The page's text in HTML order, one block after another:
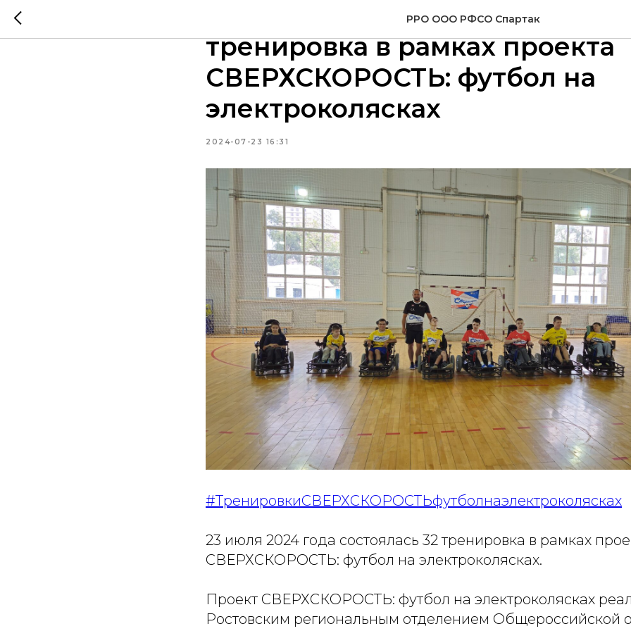
РРО ООО РФСО Спартак
23 июля 2024 года состоялась
тренировка в рамках проекта
СВЕРХСКОРОСТЬ: футбол на
электроколясках
2024-07-23 16:31
#ТренировкиСВЕРХСКОРОСТЬфутболнаэлектроколясках
23 июля 2024 года состоялась 32 тренировка в рамках
СВЕРХСКОРОСТЬ: футбол на электроколясках.
Проект СВЕРХСКОРОСТЬ: футбол на электроколясках
Ростовским региональным отделением Общероссийской